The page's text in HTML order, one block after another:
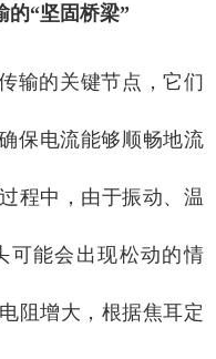
的“坚固桥梁”
输的关键节点，它们
保电流能够顺畅地流
程中，由于振动、温
可能会出现松动的情
阻增大，根据焦耳定